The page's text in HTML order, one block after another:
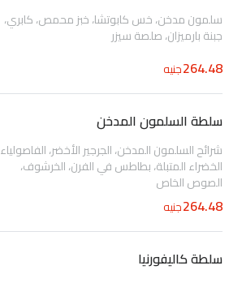
سلمون مدخن، خس كابوتشا، خبز محمص، كابري،
جبنة بارميزان، صلصة سيزر
264.48جنيه
سلطة السلمون المدخن
شرائح السلمون المدخن، الجرجير الأخضر، الفاصولياء
الخضراء المتبلة، بطاطس في الفرن، الخرشوف،
الصوص الخاص
264.48جنيه
سلطة كاليفورنيا